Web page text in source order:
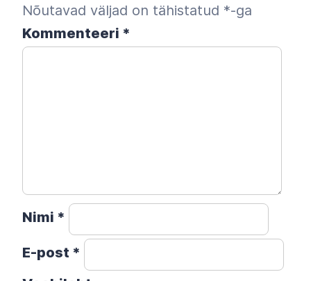
Nõutavad väljad on tähistatud *-ga
Kommenteeri *
Nimi *
E-post *